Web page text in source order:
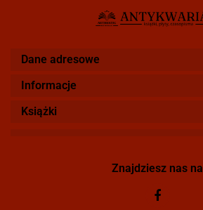
Dane adresowe
Informacje
Książki
Znajdziesz nas na